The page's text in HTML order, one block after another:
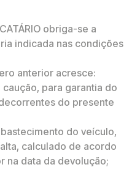
obriga-se a
indicada nas condições
anterior acresce:
para garantia do
do presente
do veículo,
calculado de acordo
na data da devolução;